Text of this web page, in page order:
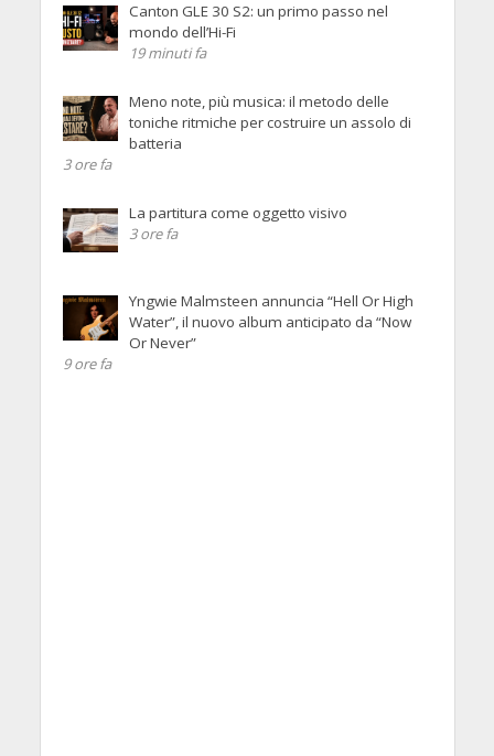
Canton GLE 30 S2: un primo passo nel
mondo dell’Hi-Fi
19 minuti fa
Meno note, più musica: il metodo delle
toniche ritmiche per costruire un assolo di
batteria
3 ore fa
La partitura come oggetto visivo
3 ore fa
Yngwie Malmsteen annuncia “Hell Or High
Water”, il nuovo album anticipato da “Now
Or Never”
9 ore fa